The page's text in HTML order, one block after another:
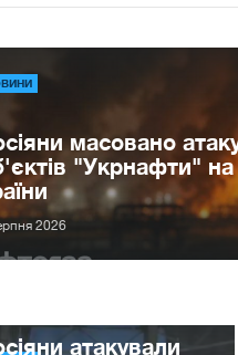
масовано
"Укрнафти" на
2026
атакували